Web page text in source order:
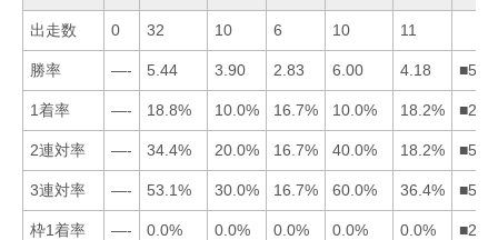
出走数 0 32 10 6 10 11
勝率 —- 5.44 3.90 2.83 6.00 4.18
1着率 —- 18.8% 10.0% 16.7% 10.0% 18.2%
2連対率 —- 34.4% 20.0% 16.7% 40.0% 18.2%
3連対率 —- 53.1% 30.0% 16.7% 60.0% 36.4%
枠1着率 —- 0.0% 0.0% 0.0% 0.0% 0.0%